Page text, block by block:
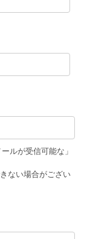
ルが受信可能な」
ない場合がござい